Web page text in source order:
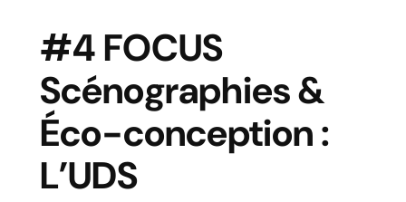
#4 FOCUS
Scénographies &
Éco-conception :
L’UDS